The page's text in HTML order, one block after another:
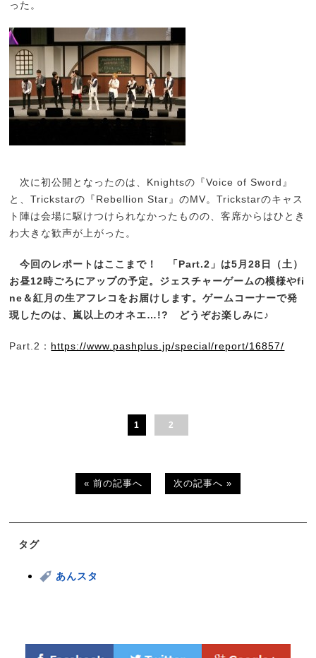
った。
次に初公開となったのは、Knightsの『Voice of Sword』
と、Trickstarの『Rebellion Star』のMV。Trickstarのキャス
ト陣は会場に駆けつけられなかったものの、客席からはひとき
わ大きな歓声が上がった。
今回のレポートはここまで！ 「Part.2」は5月28日（土）
お昼12時ごろにアップの予定。ジェスチャーゲームの模様やfi
ne＆紅月の生アフレコをお届けします。ゲームコーナーで発
現したのは、嵐以上のオネエ…!? どうぞお楽しみに♪
Part.2： https://www.pashplus.jp/special/report/16857/
1 2
« 前の記事へ 次の記事へ »
タグ
あんスタ